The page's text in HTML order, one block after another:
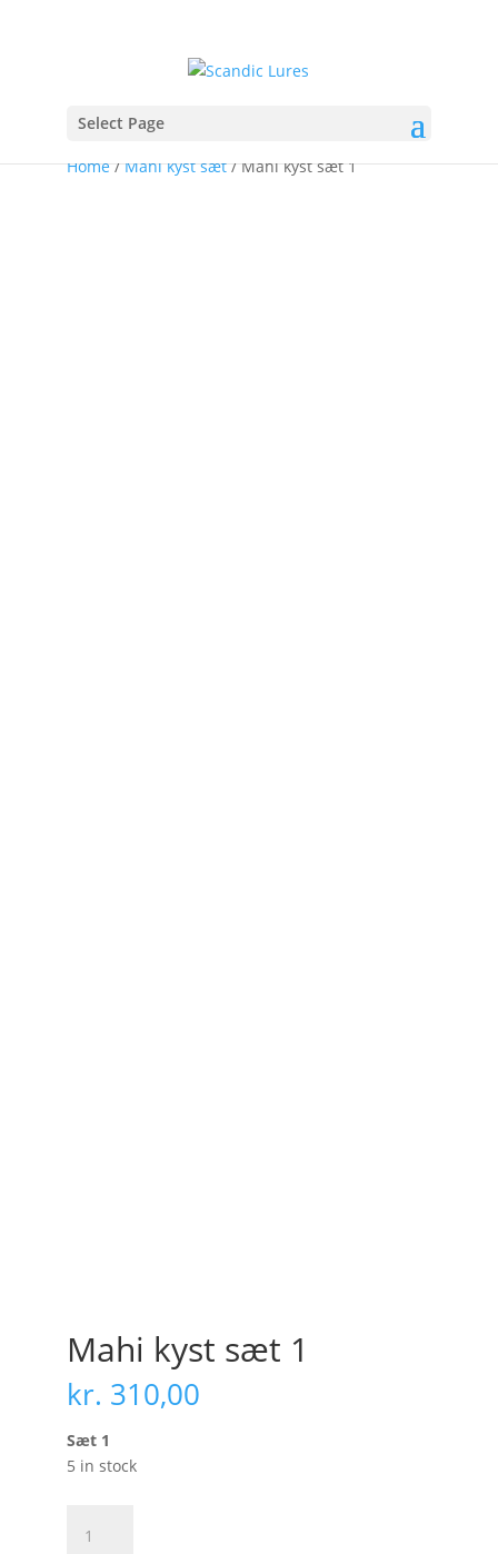
Select Page
Home/Mahi kyst sæt/ Mahi kyst sæt 1
Mahi kyst sæt 1
kr. 310,00
Sæt 1
5 in stock
kyst